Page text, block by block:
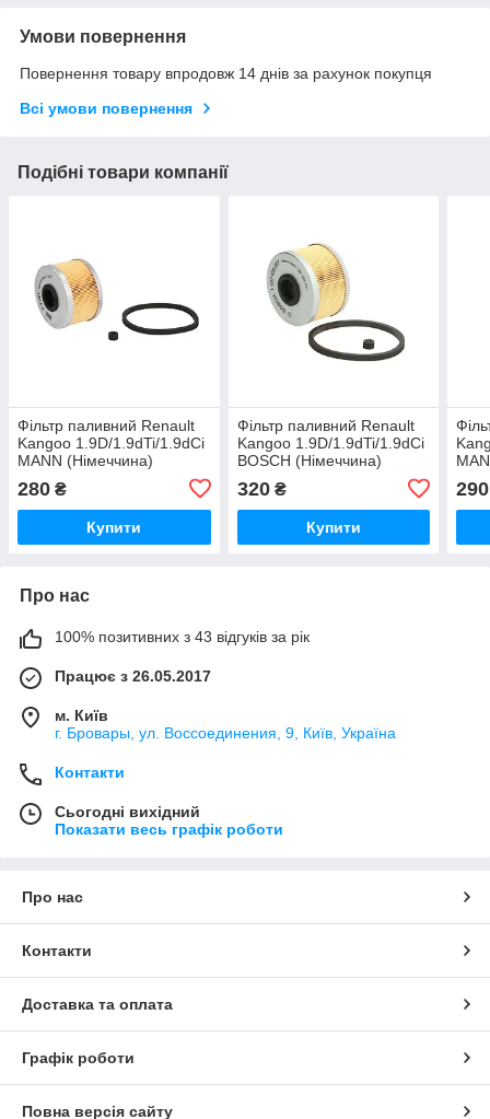
Умови повернення
Повернення товару впродовж 14 днів за рахунок покупця
Всі умови повернення
Подібні товари компанії
Фільтр паливний Renault
Kangoo 1.9D/1.9dTi/1.9dCi
MANN (Німеччина)
280 ₴
Купити
Фільтр паливний Renault
Kangoo 1.9D/1.9dTi/1.9dCi
BOSCH (Німеччина)
320₴
Купити
290
Про нас
100% позитивних з 43 відгуків за рік
Працює з 26.05.2017
м. Київ
г. Бровары, ул. Воссоединения, 9, Київ, Україна
Контакти
Сьогодні вихідний
Показати весь графік роботи
Про нас
Контакти
Доставка та оплата
Графік роботи
Повна версія сайту